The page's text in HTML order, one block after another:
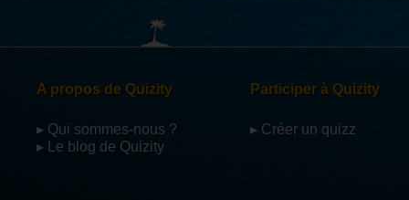
A propos de Quizity
▸ Qui sommes-nous ?
▸ Le blog de Quizity
Participer à Quizity
▸ Créer un quizz